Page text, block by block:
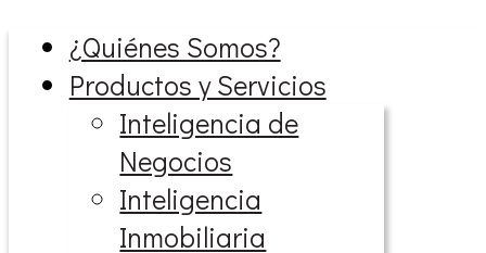
¿Quiénes Somos?
Productos y Servicios
Inteligencia de
Negocios
Inteligencia
Inmobiliaria